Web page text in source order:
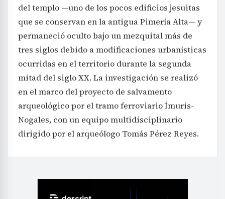
del templo —uno de los pocos edificios jesuitas
que se conservan en la antigua Pimería Alta— y
permaneció oculto bajo un mezquital más de
tres siglos debido a modificaciones urbanísticas
ocurridas en el territorio durante la segunda
mitad del siglo XX. La investigación se realizó
en el marco del proyecto de salvamento
arqueológico por el tramo ferroviario Ímuris-
Nogales, con un equipo multidisciplinario
dirigido por el arqueólogo Tomás Pérez Reyes.